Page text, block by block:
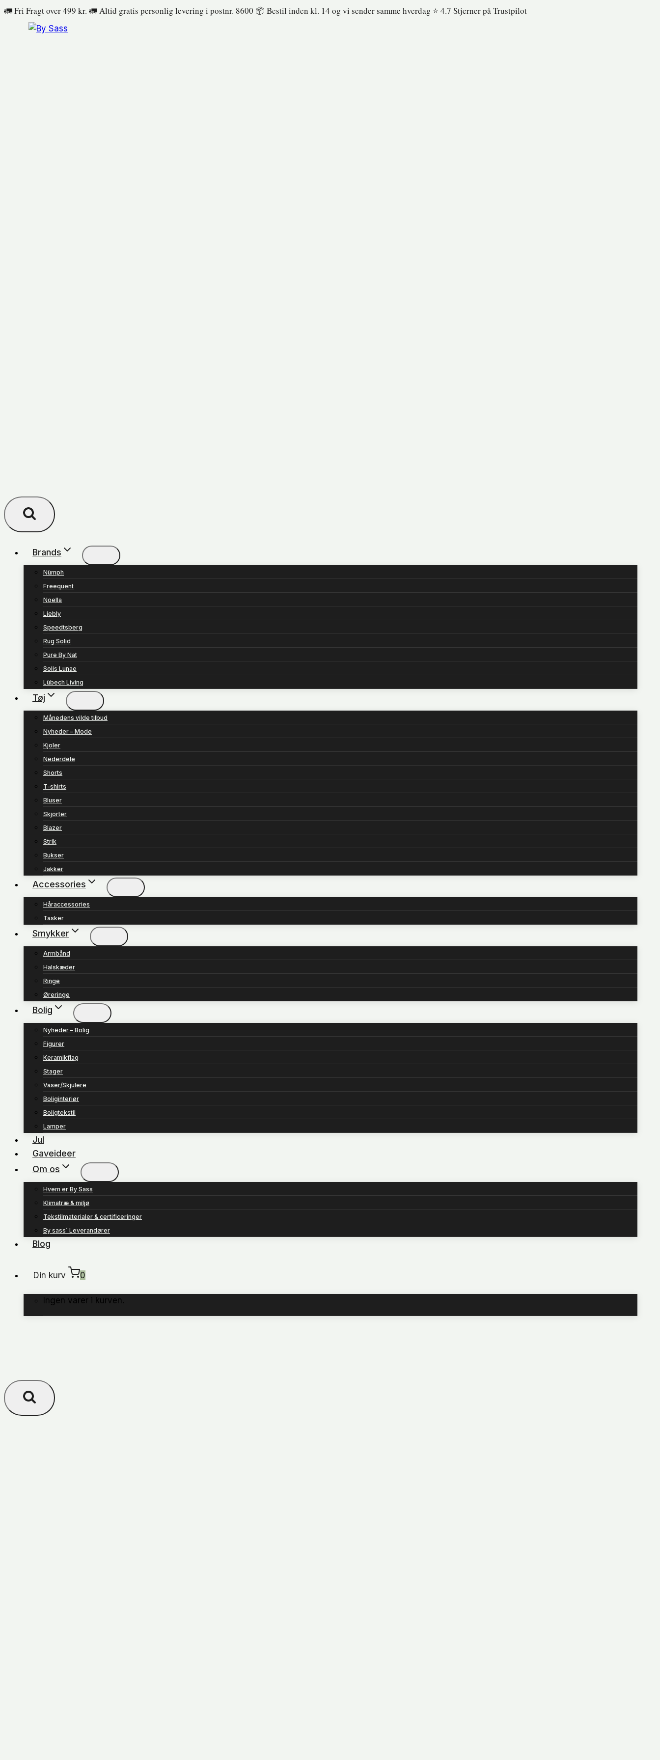
Fortsæt
🚛 Fri Fragt over 499 kr. 🚛 Altid gratis personlig levering i postnr. 8600 📦 Bestil inden kl. 14 og vi sender samme hverdag ⭐️ 4.7 Stjerner på Trustpilot
Brands
Nümph
Freequent
Noella
Liebly
Speedtsberg
Rug Solid
Pure By Nat
Solis Lunae
Lübech Living
Tøj
Månedens vilde tilbud
Nyheder – Mode
Kjoler
Nederdele
Shorts
T-shirts
Bluser
Skjorter
Blazer
Strik
Bukser
Jakker
Accessories
Håraccessories
Tasker
Smykker
Armbånd
Halskæder
Ringe
Øreringe
Bolig
Nyheder – Bolig
Figurer
Keramikflag
Stager
Vaser/Skjulere
Boliginteriør
Boligtekstil
Lamper
Jul
Gaveideer
Om os
Hvem er By Sass
Klimatræ & miljø
Tekstilmaterialer & certificeringer
By sass´ Leverandører
Blog
Din kurv 0
Ingen varer i kurven.